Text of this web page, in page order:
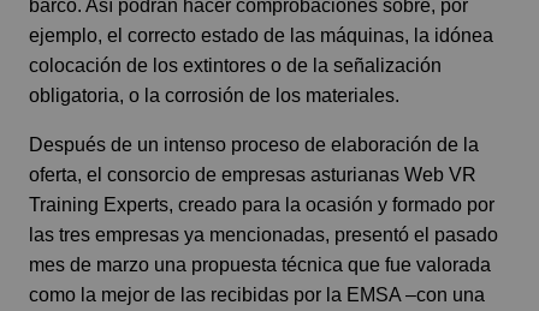
barco. Así podrán hacer comprobaciones sobre, por
ejemplo, el correcto estado de las máquinas, la idónea
colocación de los extintores o de la señalización
obligatoria, o la corrosión de los materiales.
Después de un intenso proceso de elaboración de la
oferta, el consorcio de empresas asturianas Web VR
Training Experts, creado para la ocasión y formado por
las tres empresas ya mencionadas, presentó el pasado
mes de marzo una propuesta técnica que fue valorada
como la mejor de las recibidas por la EMSA –con una